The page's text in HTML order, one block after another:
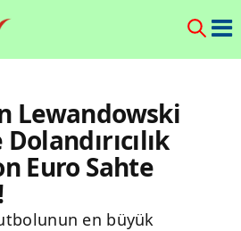
Lewandowski
Euro Sahte
en büyük